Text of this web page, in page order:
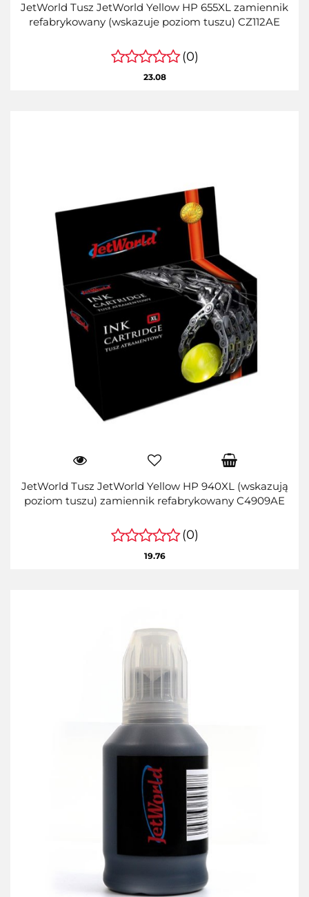
JetWorld Tusz JetWorld Yellow HP 655XL zamiennik
refabrykowany (wskazuje poziom tuszu) CZ112AE
(0)
23.08
JetWorld Tusz JetWorld Yellow HP 940XL (wskazują
poziom tuszu) zamiennik refabrykowany C4909AE
(0)
19.76